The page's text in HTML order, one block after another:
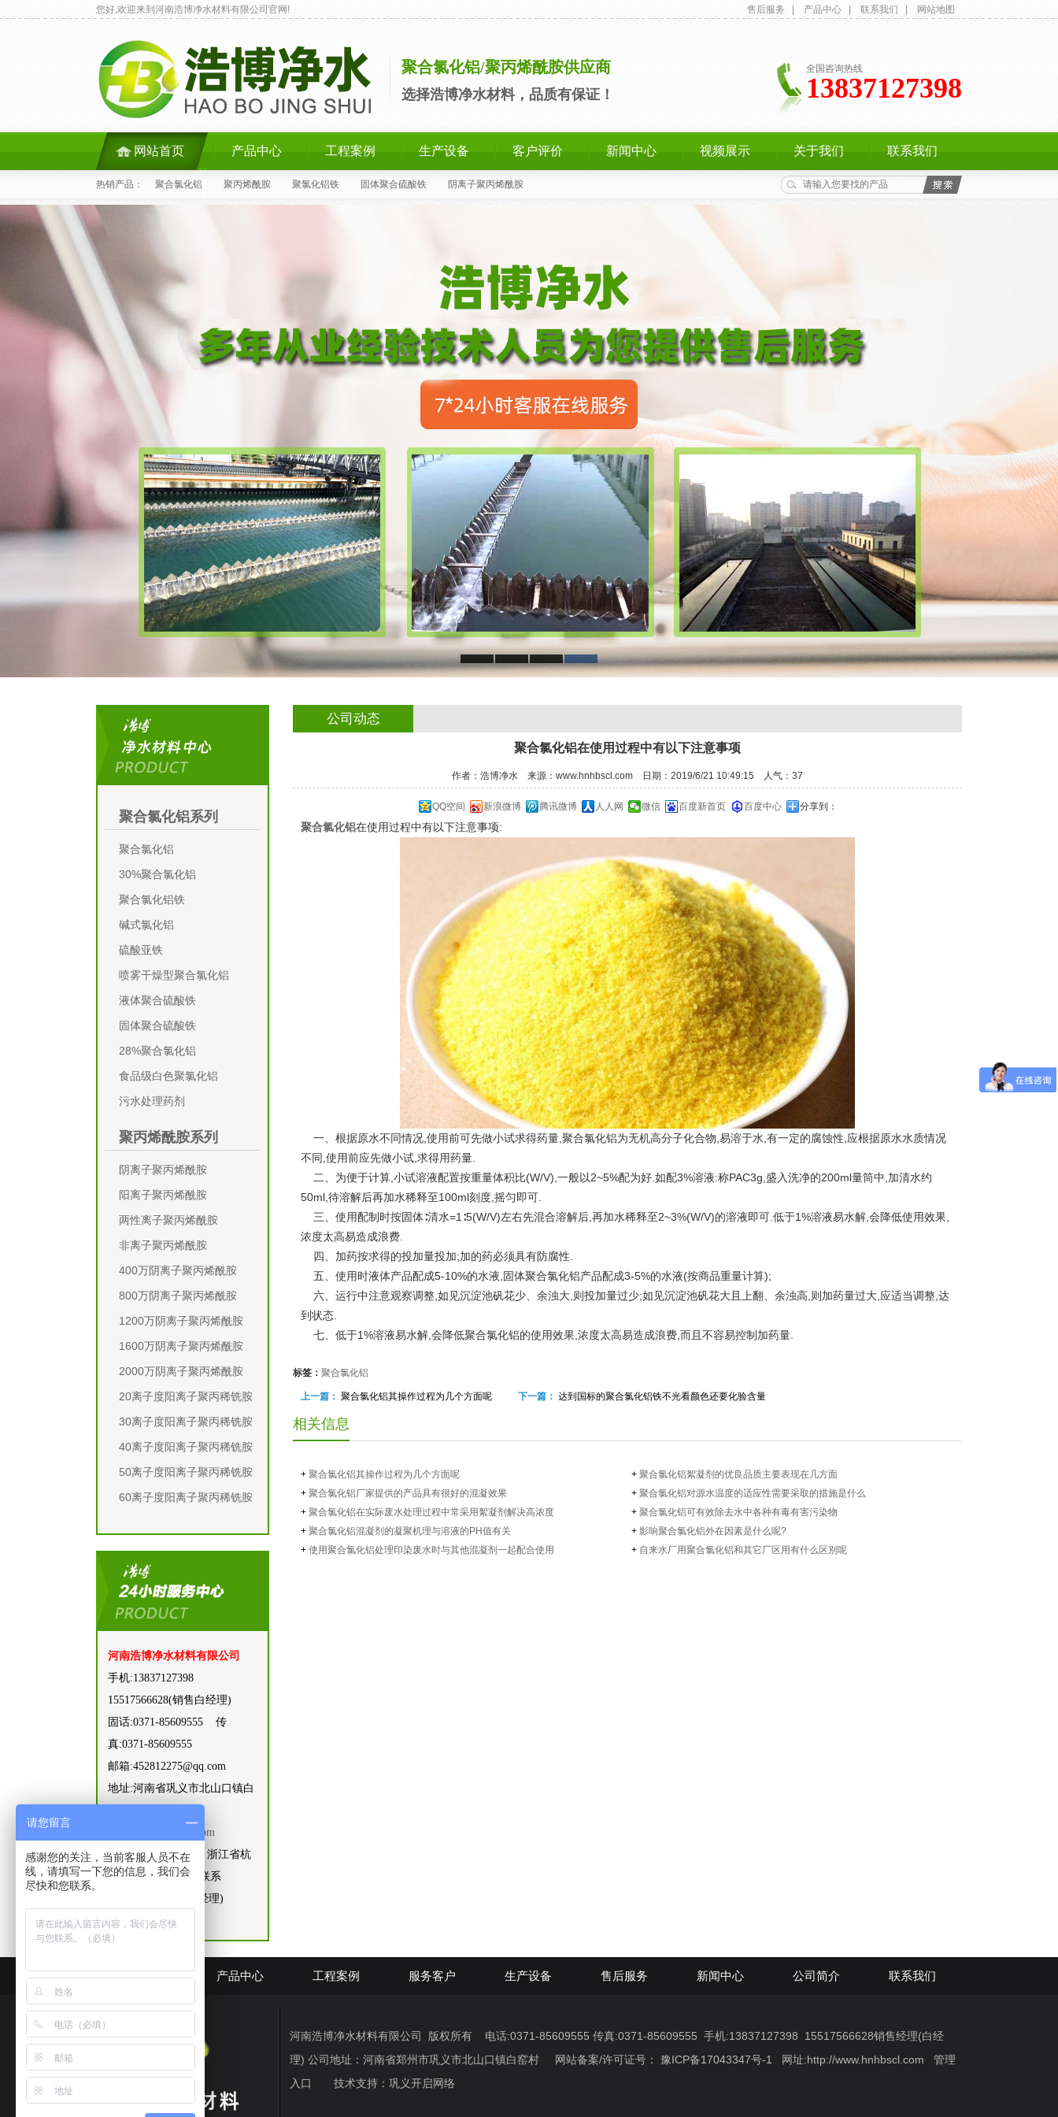
售后服务 产品中心 联系我们 网站地图
您好,欢迎来到河南浩博净水材料有限公司官网!
全国咨询热线
13837127398
聚合氯化铝/聚丙烯酰胺供应商
选择浩博净水材料，品质有保证！
网站首页 产品中心 工程案例 生产设备 客户评价 新闻中心 视频展示 关于我们 联系我们
热销产品： 聚合氯化铝 聚丙烯酰胺 聚氯化铝铁 固体聚合硫酸铁 阴离子聚丙烯酰胺
1 2 3 4
聚合氯化铝系列
聚合氯化铝
30%聚合氯化铝
聚合氯化铝铁
碱式氯化铝
硫酸亚铁
喷雾干燥型聚合氯化铝
液体聚合硫酸铁
固体聚合硫酸铁
28%聚合氯化铝
食品级白色聚氯化铝
污水处理药剂
聚丙烯酰胺系列
阴离子聚丙烯酰胺
阳离子聚丙烯酰胺
两性离子聚丙烯酰胺
非离子聚丙烯酰胺
400万阴离子聚丙烯酰胺
800万阴离子聚丙烯酰胺
1200万阴离子聚丙烯酰胺
1600万阴离子聚丙烯酰胺
2000万阴离子聚丙烯酰胺
20离子度阳离子聚丙稀铣胺
30离子度阳离子聚丙稀铣胺
40离子度阳离子聚丙稀铣胺
50离子度阳离子聚丙稀铣胺
60离子度阳离子聚丙稀铣胺
河南浩博净水材料有限公司
手机:13837127398
15517566628(‬销售白经理)
固话:0371-85609555 传
真:0371-85609555
邮箱:452812275@qq.com
地址:河南省巩义市北山口镇白
www.hnhbscl.com
住浙江办事处地址，浙江省杭
州市富阳区大源镇 联系
人:15168443480(刘经理)
公司动态
聚合氯化铝​在使用过程中有以下注意事项
作者：浩博净水 来源：www.hnhbscl.com 日期：2019/6/21 10:49:15 人气： 37
QQ空间 新浪微博 腾讯微博 人人网 微信 百度新首页 百度中心 分享到：
聚合氯化铝在使用过程中有以下注意事项:
一、根据原水不同情况,使用前可先做小试求得药量,聚合氯化铝为无机高分子化合物,易溶于水,有一定的腐蚀性,应根据原水水质情况
不同,使用前应先做小试,求得用药量.
二、为便于计算,小试溶液配置按重量体积比(W/V),一般以2~5%配为好.如配3%溶液:称PAC3g,盛入洗净的200ml量筒中,加清水约
50ml,待溶解后再加水稀释至100ml刻度,摇匀即可.
三、使用配制时按固体∶清水=1∶5(W/V)左右先混合溶解后,再加水稀释至2~3%(W/V)的溶液即可.低于1%溶液易水解,会降低使用效果,
浓度太高易造成浪费.
四、加药按求得的投加量投加;加的药必须具有防腐性.
五、使用时液体产品配成5-10%的水液,固体聚合氯化铝产品配成3-5%的水液(按商品重量计算);
六、运行中注意观察调整,如见沉淀池矾花少、余浊大,则投加量过少;如见沉淀池矾花大且上翻、余浊高,则加药量过大,应适当调整,达
到状态.
七、低于1%溶液易水解,会降低聚合氯化铝的使用效果,浓度太高易造成浪费,而且不容易控制加药量.
标签： 聚合氯化铝​
上一篇： 聚合氯化铝​其操作过程为几个方面呢 下一篇： 达到国标的聚合氯化铝铁不光看颜色还要化验含量
相关信息
+ 聚合氯化铝​其操作过程为几个方面呢 + 聚合氯化铝​絮凝剂的优良品质主要表现在几方面
+ 聚合氯化铝​厂家提供的产品具有很好的混凝效果 + 聚合氯化铝​对源水温度的适应性需要采取的措施是什么
+ 聚合氯化铝​在实际废水处理过程中常采用絮凝剂解决高浓度 + 聚合氯化铝​可有效除去水中各种有毒有害污染物
+ 聚合氯化铝​混凝剂的凝聚机理与溶液的PH值有关 + 影响聚合氯化铝​外在因素是什么呢?
+ 使用聚合氯化铝​处理印染废水时与其他混凝剂一起配合使用 + 自来水厂用聚合氯化铝​和其它厂区用有什么区别呢
网站首页 产品中心 工程案例 服务客户 生产设备 售后服务 新闻中心 公司简介 联系我们
河南浩博净水材料有限公司 版权所有 电话:0371-85609555 传真:0371-85609555 手机:13837127398 15517566628销售经理(白经
理) 公司地址：河南省郑州市巩义市北山口镇白窑村 网站备案/许可证号： 豫ICP备17043347号-1 网址:http://www.hnhbscl.com
管理
入口
技术支持：巩义开启网络
请您留言
感谢您的关注，当前客服人员不在
线，请填写一下您的信息，我们会
尽快和您联系。